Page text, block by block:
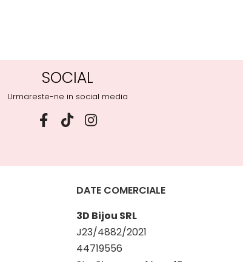
SOCIAL
Urmareste-ne in social media
DATE COMERCIALE
3D Bijou SRL
J23/4882/2021
44719556